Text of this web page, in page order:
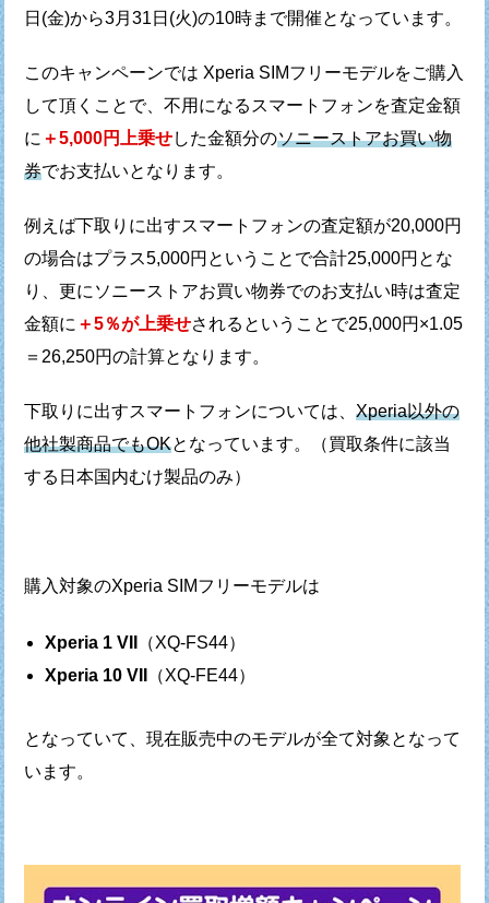
日(金)から3月31日(火)の10時まで開催となっています。
このキャンペーンでは Xperia SIMフリーモデルをご購入
して頂くことで、 不用になるスマートフォンを査定金額
に ＋5,000円上乗せした金額分のソニーストアお買い物
券でお支払いとなります。
例えば下取りに出すスマートフォンの査定額が20,000円
の場合はプラス5,000円ということで合計25,000円とな
り、 更にソニーストアお買い物券でのお支払い時は査定
金額に ＋5％が上乗せされるということで25,000円×1.05
＝26,250円の計算となります。
下取りに出すスマートフォンについては、 Xperia以外の
他社製商品でもOKとなっています。
（買取条件に該当
する日本国内むけ製品のみ）
購入対象のXperia SIMフリーモデルは
Xperia 1 VII
（XQ-FS44）
Xperia 10 VII
（XQ-FE44）
となっていて、現在販売中のモデルが全て対象となって
います。